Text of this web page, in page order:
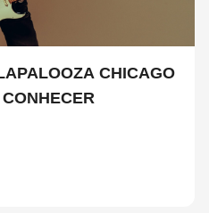
CHICAGO